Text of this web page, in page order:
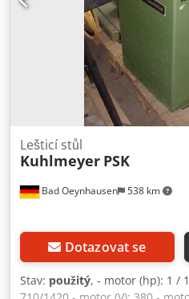
Bad Oeynhausen 538 km
Lešticí stůl
Kuhlmeyer PSK
Dotazovat se
Stav: použitý, - motor (hp): 1 /